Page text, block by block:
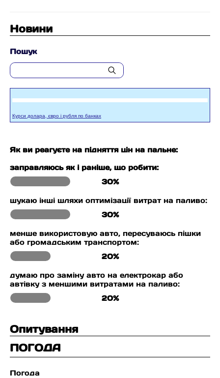
Новини
Пошук
Курси долара, євро і рубля по банках
Як ви реагуєте на підняття цін на пальне:
заправляюсь як і раніше, що робити:
30%
шукаю інші шляхи оптимізації витрат на паливо:
30%
менше використовую авто, пересуваюсь пішки
або громадським транспортом:
20%
думаю про заміну авто на електрокар або
автівку з меншими витратами на паливо:
20%
Опитування
ПОГОДА
Погода